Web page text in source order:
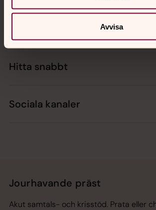
Avvisa
Hitta snabbt
Sociala kanaler
Jourhavande präst
Akut samtals- och krisstöd. Prata eller